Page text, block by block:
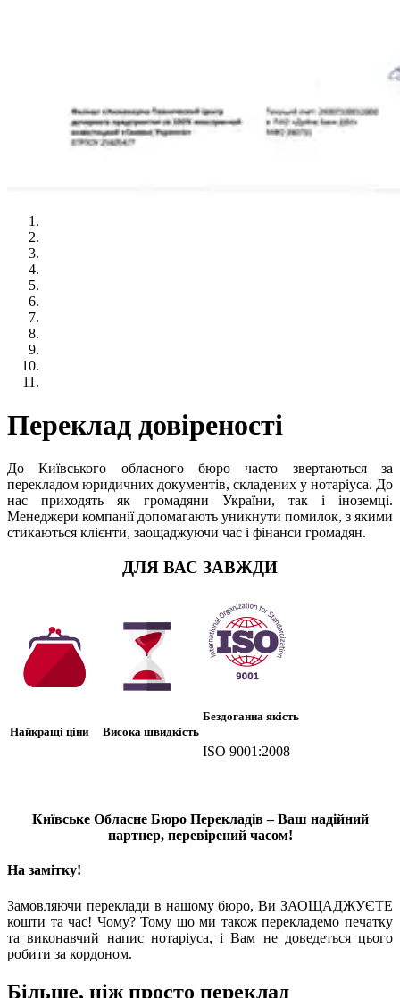
Переклад довіреності
До Київського обласного бюро часто звертаються за
перекладом юридичних документів, складених у нотаріуса. До
нас приходять як громадяни України, так і іноземці.
Менеджери компанії допомагають уникнути помилок, з якими
стикаються клієнти, заощаджуючи час і фінанси громадян.
ДЛЯ ВАС ЗАВЖДИ
Найкращі ціни Висока швидкість
Бездоганна якість
ISO 9001:2008
Київське Обласне Бюро Перекладів – Ваш надійний
партнер, перевірений часом!
На замітку!
Замовляючи переклади в нашому бюро, Ви ЗАОЩАДЖУЄТЕ
кошти та час! Чому? Тому що ми також перекладемо печатку
та виконавчий напис нотаріуса, і Вам не доведеться цього
робити за кордоном.
Більше, ніж просто переклад